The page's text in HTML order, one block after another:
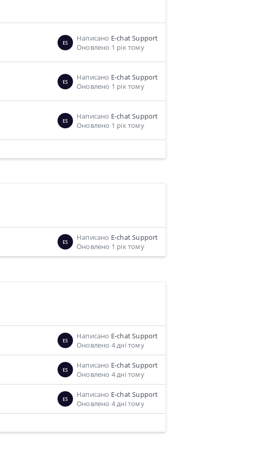
ES
Написано E-chat Support
Оновлено 1 рік тому
ES
Написано E-chat Support
Оновлено 1 рік тому
ES
Написано E-chat Support
Оновлено 1 рік тому
ES
Написано E-chat Support
Оновлено 1 рік тому
ES
Написано E-chat Support
Оновлено 4 дні тому
ES
Написано E-chat Support
Оновлено 4 дні тому
ES
Написано E-chat Support
Оновлено 4 дні тому